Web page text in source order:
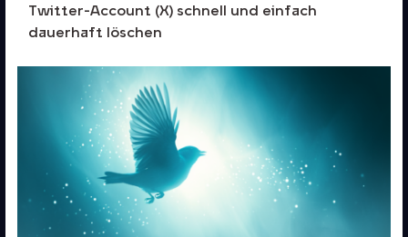
Twitter-Account (X) schnell und einfach
dauerhaft löschen